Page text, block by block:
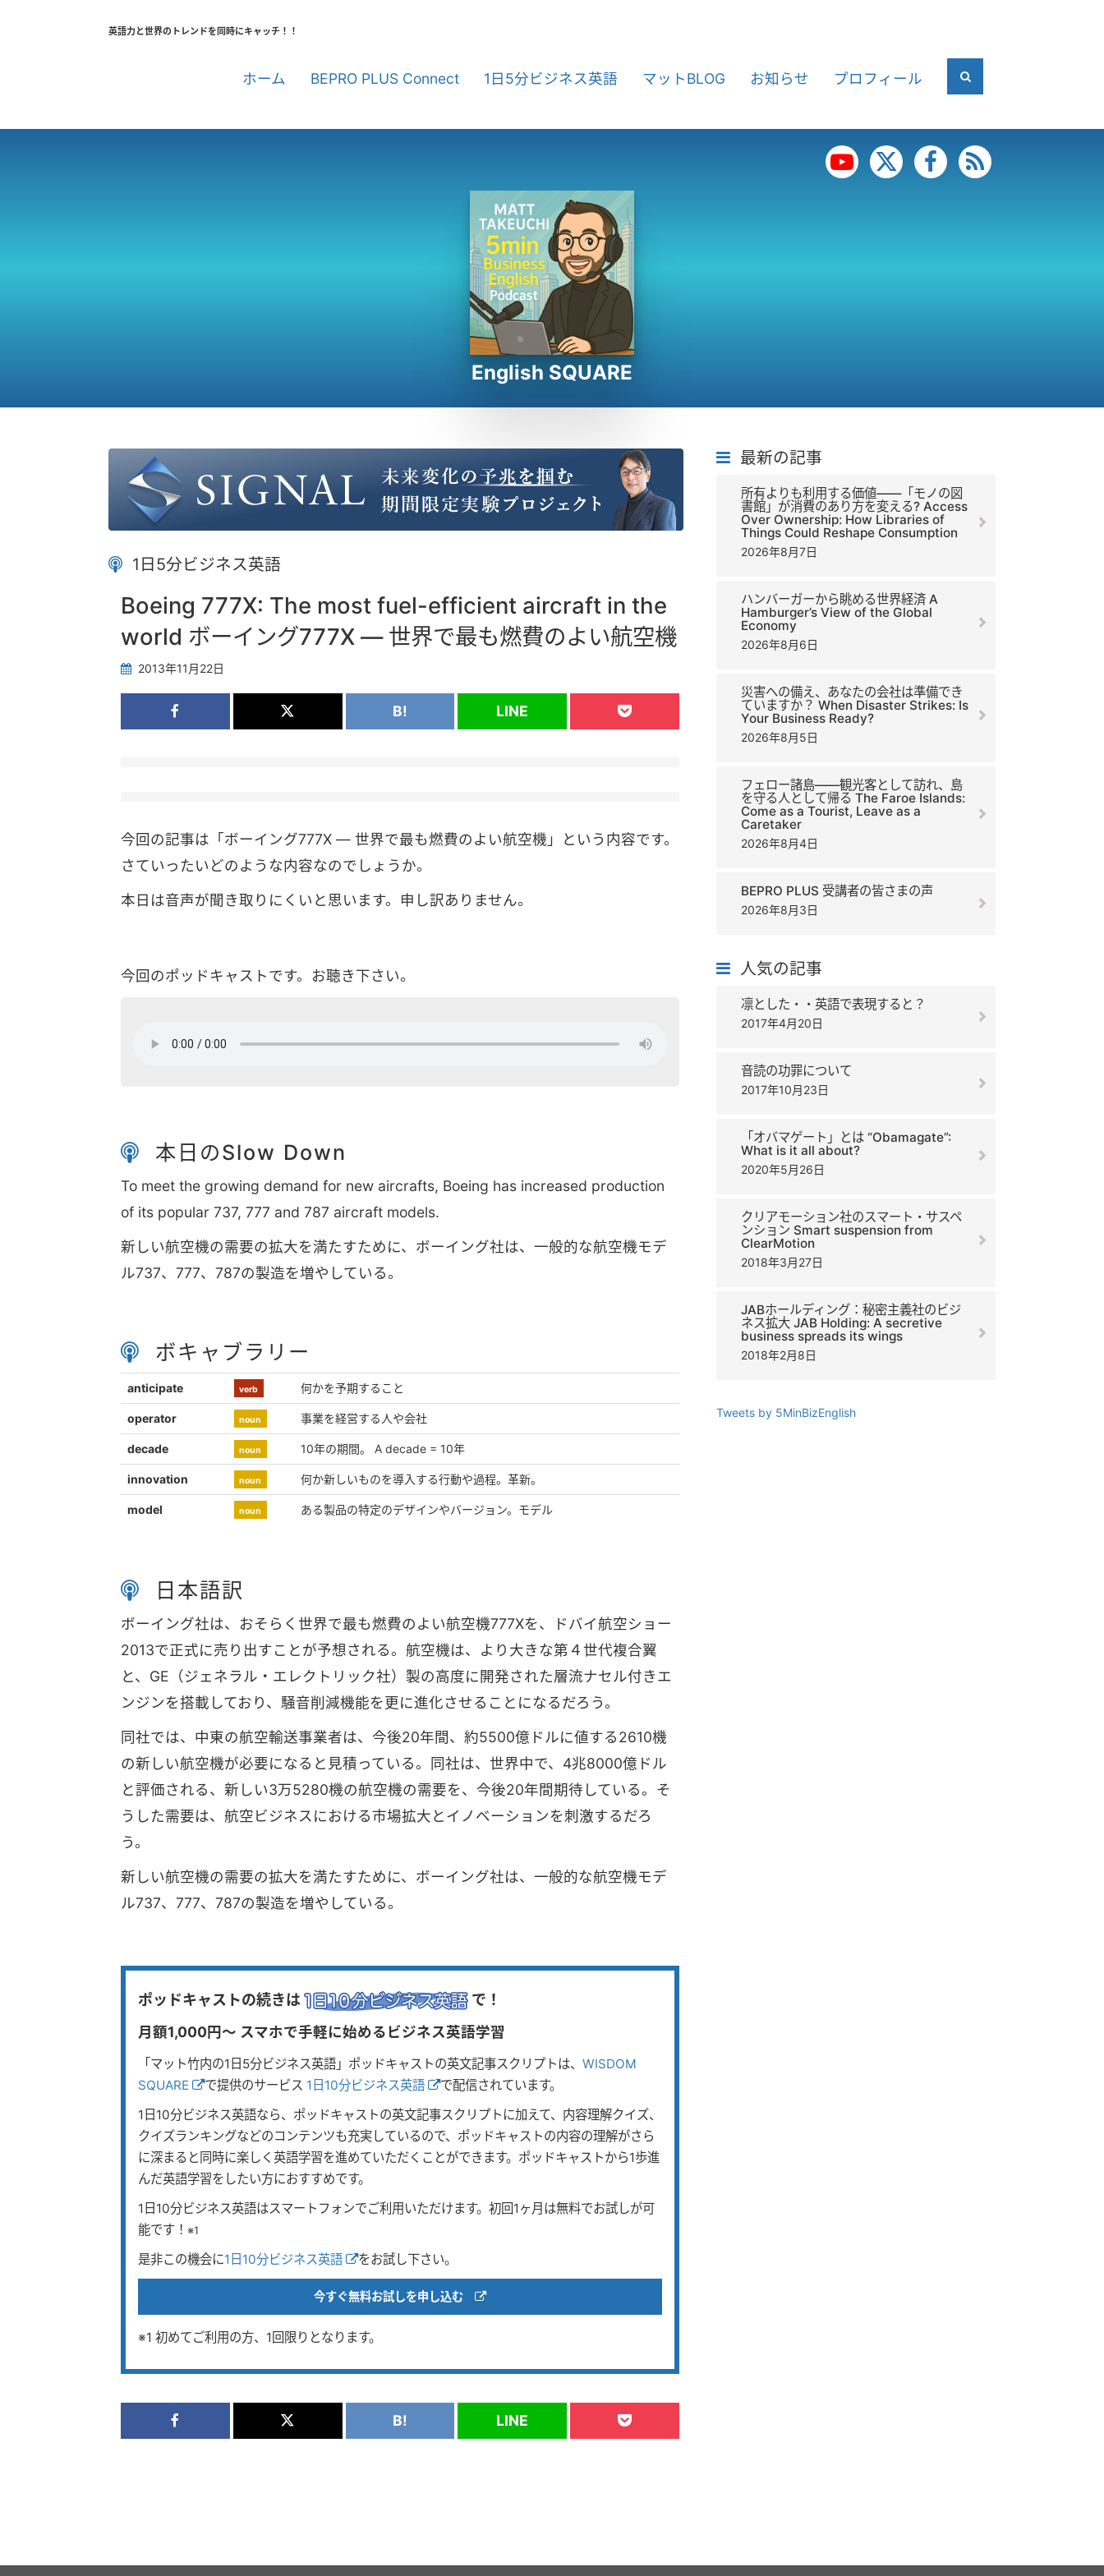
英語力と世界のトレンドを同時にキャッチ！！
ホーム BEPRO PLUS Connect 1日5分ビジネス英語 マットBLOG お知らせ プロフィール
English SQUARE
1日5分ビジネス英語
Boeing 777X: The most fuel-efficient aircraft in the
world ボーイング777X ― 世界で最も燃費のよい航空機
2013年11月22日
B! LINE
今回の記事は「ボーイング777X ― 世界で最も燃費のよい航空機」という内容です。
さていったいどのような内容なのでしょうか。
本日は音声が聞き取りにくいと思います。申し訳ありません。
今回のポッドキャストです。お聴き下さい。
本日のSlow Down
To meet the growing demand for new aircrafts, Boeing has increased production
of its popular 737, 777 and 787 aircraft models.
新しい航空機の需要の拡大を満たすために、ボーイング社は、一般的な航空機モデ
ル737、777、787の製造を増やしている。
ボキャブラリー
anticipate verb 何かを予期すること
operator noun 事業を経営する人や会社
decade noun 10年の期間。 A decade = 10年
innovation noun 何か新しいものを導入する行動や過程。革新。
model noun ある製品の特定のデザインやバージョン。モデル
日本語訳
ボーイング社は、おそらく世界で最も燃費のよい航空機777Xを、ドバイ航空ショー
2013で正式に売り出すことが予想される。航空機は、より大きな第４世代複合翼
と、GE（ジェネラル・エレクトリック社）製の高度に開発された層流ナセル付きエ
ンジンを搭載しており、騒音削減機能を更に進化させることになるだろう。
同社では、中東の航空輸送事業者は、今後20年間、約5500億ドルに値する2610機
の新しい航空機が必要になると見積っている。同社は、世界中で、4兆8000億ドル
と評価される、新しい3万5280機の航空機の需要を、今後20年間期待している。そ
うした需要は、航空ビジネスにおける市場拡大とイノベーションを刺激するだろ
う。
新しい航空機の需要の拡大を満たすために、ボーイング社は、一般的な航空機モデ
ル737、777、787の製造を増やしている。
ポッドキャストの続きは
で！
月額1,000円〜 スマホで手軽に始めるビジネス英語学習
「マット竹内の1日5分ビジネス英語」ポッドキャストの英文記事スクリプトは、 WISDOM
SQUARE
で提供のサービス 1日10分ビジネス英語
で配信されています。
1日10分ビジネス英語なら、ポッドキャストの英文記事スクリプトに加えて、内容理解クイズ、
クイズランキングなどのコンテンツも充実しているので、ポッドキャストの内容の理解がさら
に深まると同時に楽しく英語学習を進めていただくことができます。ポッドキャストから1歩進
んだ英語学習をしたい方におすすめです。
1日10分ビジネス英語はスマートフォンでご利用いただけます。初回1ヶ月は無料でお試しが可
能です！ ※1
是非この機会に1日10分ビジネス英語 をお試し下さい。
今すぐ無料お試しを申し込む
※1 初めてご利用の方、1回限りとなります。
B! LINE
最新の記事
所有よりも利用する価値――「モノの図
書館」が消費のあり方を変える? Access
Over Ownership: How Libraries of
Things Could Reshape Consumption
2026年8月7日
ハンバーガーから眺める世界経済 A
Hamburger’s View of the Global
Economy
2026年8月6日
災害への備え、あなたの会社は準備でき
ていますか？ When Disaster Strikes: Is
Your Business Ready?
2026年8月5日
フェロー諸島――観光客として訪れ、島
を守る人として帰る The Faroe Islands:
Come as a Tourist, Leave as a
Caretaker
2026年8月4日
BEPRO PLUS 受講者の皆さまの声
2026年8月3日
人気の記事
凛とした・・英語で表現すると？
2017年4月20日
音読の功罪について
2017年10月23日
「オバマゲート」とは “Obamagate”:
What is it all about?
2020年5月26日
クリアモーション社のスマート・サスペ
ンション Smart suspension from
ClearMotion
2018年3月27日
JABホールディング：秘密主義社のビジ
ネス拡大 JAB Holding: A secretive
business spreads its wings
2018年2月8日
Tweets by 5MinBizEnglish